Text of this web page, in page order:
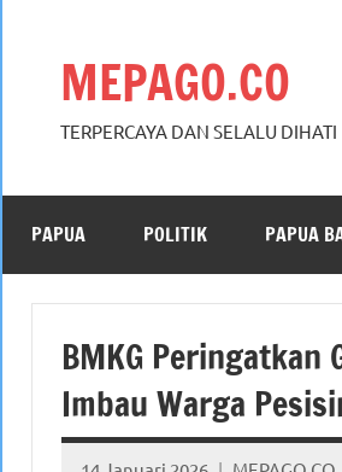
MEPAGO.CO
TERPERCAYA DAN SELALU DIHATI
PAPUA POLITIK PAPUA
BMKG Peringatkan
Imbau Warga